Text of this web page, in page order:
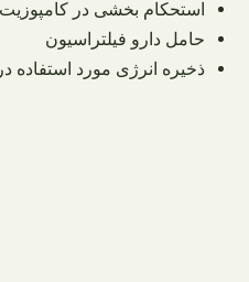
استحکام بخشی در کامپوزیت
حامل دارو فیلتراسیون
ذخیره انرژی مورد استفاده